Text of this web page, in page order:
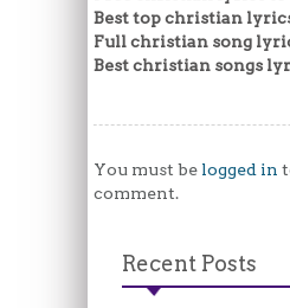
Best top christian
Full christian song
Best christian songs
You must be logged in
comment.
Recent Posts